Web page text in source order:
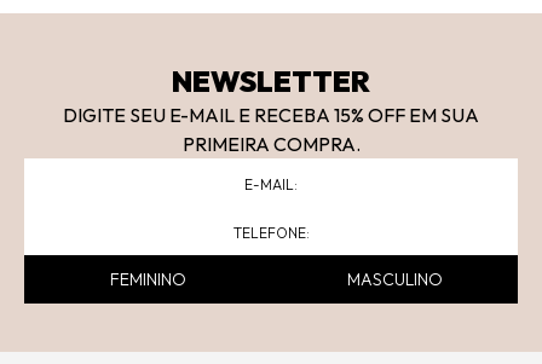
NEWSLETTER
DIGITE SEU E-MAIL E RECEBA 15% OFF EM SUA
PRIMEIRA COMPRA.
FEMININO MASCULINO